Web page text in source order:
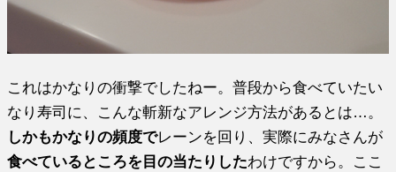
これはかなりの衝撃でしたねー。普段から食べていたい
なり寿司に、こんな斬新なアレンジ方法があるとは…。
しかもかなりの頻度でレーンを回り、実際にみなさんが
食べているところを目の当たりしたわけですから。ここ